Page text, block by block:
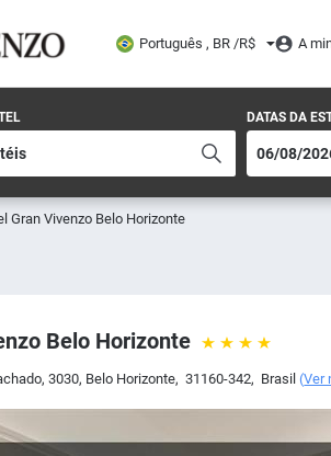
Português , BR /R$ A
DATAS DA
Gran Vivenzo Belo Horizonte
Belo Horizonte
3030, Belo Horizonte, 31160-342, Brasil (Ver